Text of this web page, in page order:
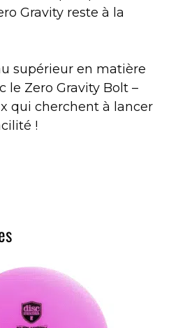
Gravity reste à la
supérieur en matière
le Zero Gravity Bolt –
qui cherchent à lancer
!